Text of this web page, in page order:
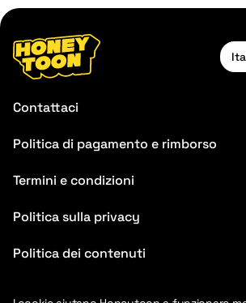
Contattaci
Politica di pagamento e rimborso
Termini e condizioni
Politica sulla privacy
Politica dei contenuti